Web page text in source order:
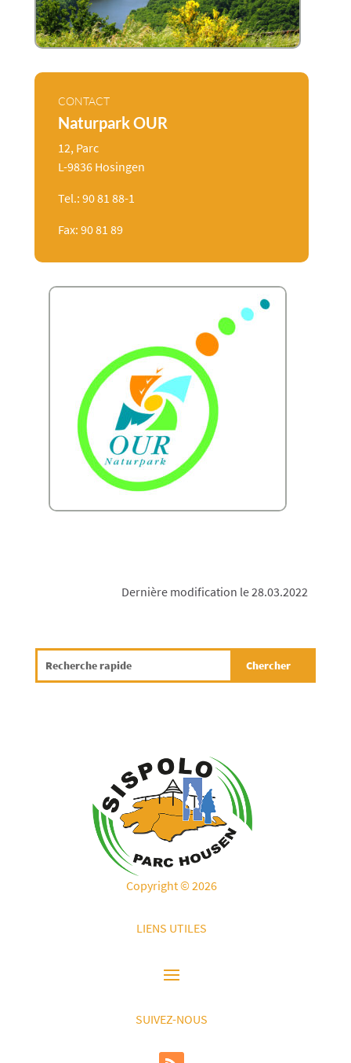
CONTACT
Naturpark OUR
12, Parc
L-9836 Hosingen
Tel.: 90 81 88-1
Fax: 90 81 89
Dernière modification le 28.03.2022
Copyright © 2026
LIENS UTILES
SUIVEZ-NOUS